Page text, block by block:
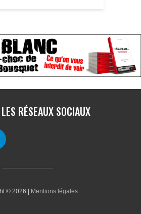
RÉSEAUX SOCIAUX
© 2026 | Mentions légales